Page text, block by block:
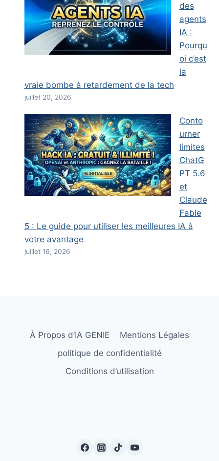
des
agents
IA :
Pourqu
oi c’est
la
vraie bombe à retardement de la tech
juillet 20, 2026
Conto
urner
limites
ChatG
PT 5.6
et
Claude
Fable
5 : Le guide pour utiliser les meilleures IA à
votre avantage
juillet 16, 2026
À Propos d’IA GENIE
Mentions Légales
politique de confidentialité
Conditions d’utilisation